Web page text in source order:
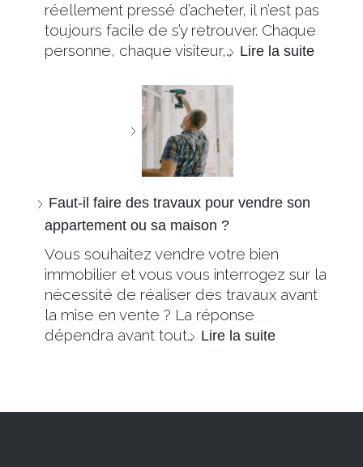
réellement pressé d’acheter, il n’est pas
toujours facile de s’y retrouver. Chaque
personne, chaque visiteur,… Lire la suite
Faut-il faire des travaux pour vendre son
appartement ou sa maison ?
Vous souhaitez vendre votre bien
immobilier et vous vous interrogez sur la
nécessité de réaliser des travaux avant
la mise en vente ? La réponse
dépendra avant tout… Lire la suite